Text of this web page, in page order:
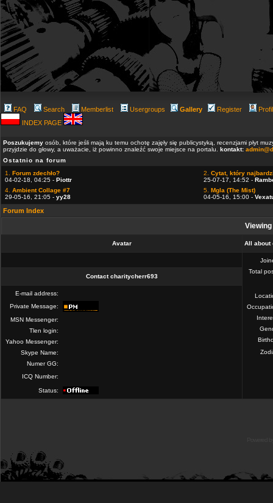
FAQ Search Memberlist Usergroups Gallery Register
INDEX PAGE
Poszukujemy osób, które jeśli mają ku temu ochotę zajęły się publicystyką, recenzjami płyt
przyjdzie do głowy, a uważacie, iż powinno znaleźć swoje miejsce na portalu. kontakt:
Ostatnio na forum
1. Forum zdechło?
04-02-18, 04:25 - Piottr
2. Cytat, który
25-07-17, 14:52 -
4. Ambient Collage #7
29-05-16, 21:05 - yy28
5. Mgla (The Mist)
04-05-16, 15:00 -
Forum Index
Avatar All about
Total
Contact charitycherr693
E-mail address:
Private Message:
MSN Messenger:
Tlen login:
Yahoo Messenger:
Skype Name:
Numer GG:
ICQ Number:
Status: